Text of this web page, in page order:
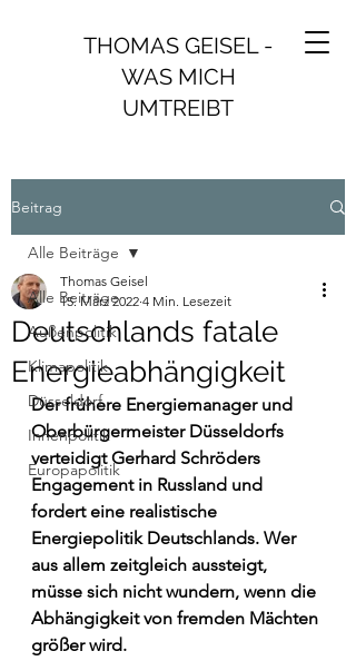
THOMAS GEISEL -
WAS MICH
UMTREIBT
Beitrag
Alle Beiträge
Außenpolitik
Klimapolitik
Düsseldorf
Innenpolitik
Europapolitik
Alle Beiträge
Deutschlands fatale
Energieabhängigkeit
Thomas Geisel
15. März 2022 4 Min. Lesezeit
Der frühere Energiemanager und
Oberbürgermeister Düsseldorfs
verteidigt Gerhard Schröders
Engagement in Russland und
fordert eine realistische
Energiepolitik Deutschlands. Wer
aus allem zeitgleich aussteigt,
müsse sich nicht wundern, wenn die
Abhängigkeit von fremden Mächten
größer wird.